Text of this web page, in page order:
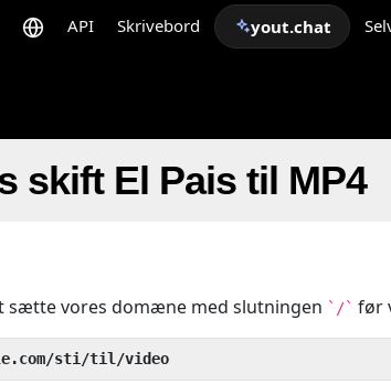
API Skrivebord yout.chat
skift El Pais til MP4
sætte vores domæne med slutningen `/` før
sti/til/video